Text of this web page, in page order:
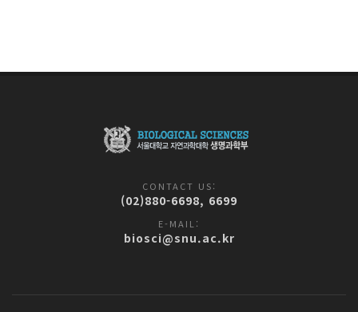
CONTACT US:
(02)880-6698, 6699
E-MAIL:
biosci@snu.ac.kr